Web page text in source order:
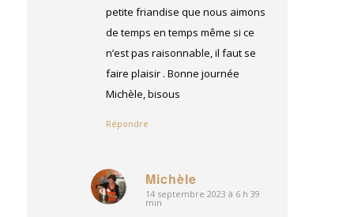
petite friandise que nous aimons
de temps en temps même si ce
n’est pas raisonnable, il faut se
faire plaisir . Bonne journée
Michèle, bisous
Répondre
Michèle
dit
14 septembre 2023 à 6 h 39
min